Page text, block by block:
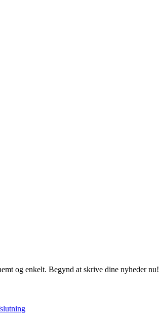
og enkelt. Begynd at skrive dine nyheder nu!